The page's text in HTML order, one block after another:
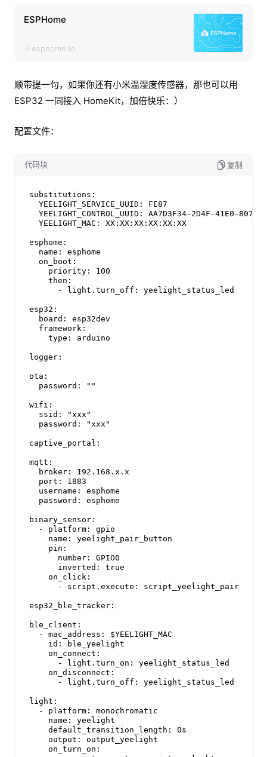
ESPHome
esphome.io
顺带提一句，如果你还有小米温湿度传感器，那也可以用
ESP32 一同接入 HomeKit，加倍快乐：）
配置文件：
代码块 复制
substitutions:
  YEELIGHT_SERVICE_UUID: FE87
YEELIGHT_CONTROL_UUID: AA7D3F34-2D4F-41E0-807F-
  YEELIGHT_MAC: XX:XX:XX:XX:XX:XX
esphome:
  name: esphome
  on_boot:
    priority: 100
    then:
      - light.turn_off: yeelight_status_led
esp32:
  board: esp32dev
  framework:
    type: arduino
logger:
ota:
  password: ""
wifi:
  ssid: "xxx"
  password: "xxx"
captive_portal:
mqtt:
  broker: 192.168.x.x
  port: 1883
  username: esphome
  password: esphome
binary_sensor:
  - platform: gpio
    name: yeelight_pair_button
    pin:
      number: GPIO0
      inverted: true
    on_click:
      - script.execute: script_yeelight_pair
esp32_ble_tracker:
ble_client:
  - mac_address: $YEELIGHT_MAC
    id: ble_yeelight
    on_connect:
      - light.turn_on: yeelight_status_led
    on_disconnect:
      - light.turn_off: yeelight_status_led
light:
  - platform: monochromatic
    name: yeelight
    default_transition_length: 0s
    output: output_yeelight
    on_turn_on: